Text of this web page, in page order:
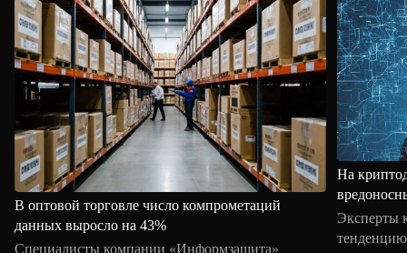
В оптовой торговле число компрометаций
данных выросло на 43%
Специалисты компании «Информзащита»
На
Эксперты